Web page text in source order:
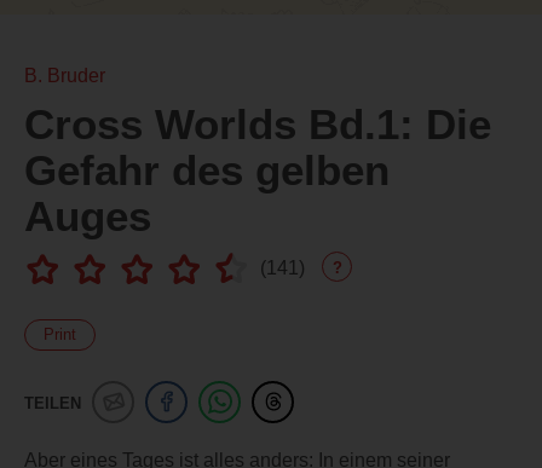
B. Bruder
Cross Worlds Bd.1: Die
Gefahr des gelben
Auges
(141 ) ?
Print
TEILEN
Aber eines Tages ist alles anders: In einem seiner